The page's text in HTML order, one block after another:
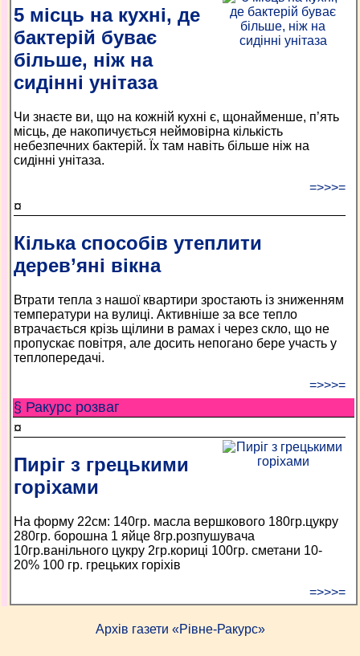
5 місць на кухні, де
бактерій буває
більше, ніж на
сидінні унітаза
Чи знаєте ви, що на кожній кухні є, щонайменше, п’ять
місць, де накопичується неймовірна кількість
небезпечних бактерій. Їх там навіть більше ніж на
сидінні унітаза.
=>>>=
¤
Кілька способів утеплити
дерев’яні вікна
Втрати тепла з нашої квартири зростають із зниженням
температури на вулиці. Активніше за все тепло
втрачається крізь щілини в рамах і через скло, що не
пропускає повітря, але досить непогано бере участь у
теплопередачі.
=>>>=
§ Ракурс розваг
¤
Пиріг з грецькими
горіхами
На форму 22см: 140гр. масла вершкового 180гр.цукру
280гр. борошна 1 яйце 8гр.розпушувача
10гр.ванільного цукру 2гр.кориці 100гр. сметани 10-
20% 100 гр. грецьких горіхів
=>>>=
Архів газети «Рівне-Ракурс»